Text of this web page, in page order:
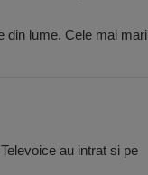
din lume. Cele mai mari
au intrat si pe